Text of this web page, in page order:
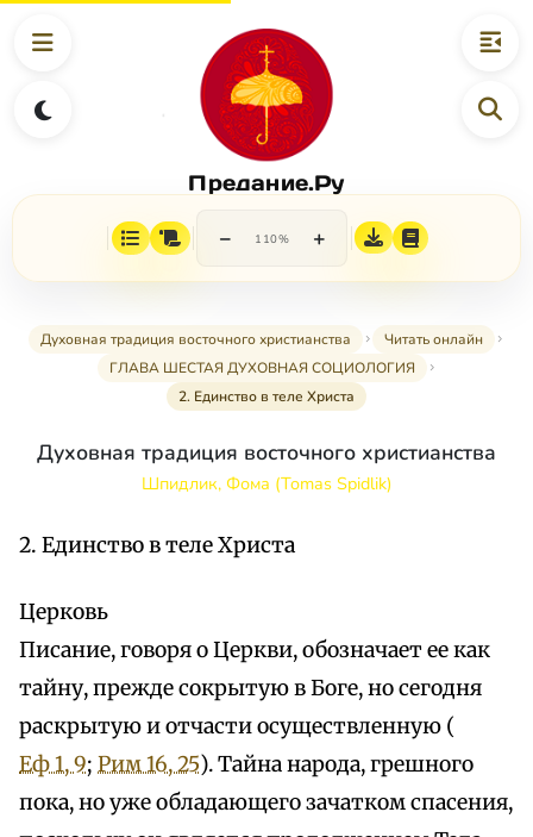
Предание.Ру
− 110% +
Духовная традиция восточного христианства
Читать онлайн
ГЛАВА ШЕСТАЯ ДУХОВНАЯ СОЦИОЛОГИЯ
2. Единство в теле Христа
Духовная традиция восточного христианства
Шпидлик, Фома (Tomas Spidlik)
2. Единство в теле Христа
Церковь
Писание, говоря о Церкви, обозначает ее как
тайну, прежде сокрытую в Боге, но сегодня
раскрытую и отчасти осуществленную (
Еф 1, 9; Рим 16, 25). Тайна народа, грешного
пока, но уже обладающего зачатком спасения,